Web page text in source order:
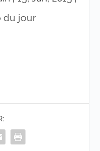
du jour